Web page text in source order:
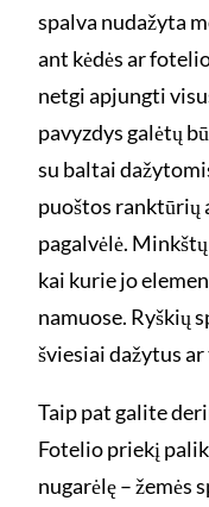
spalva nudažyta
ant kėdės ar
netgi apjungti
pavyzdys galėtų
su baltai
puoštos ranktūrių
pagalvėlė.
kai kurie jo
namuose. Ryškių
šviesiai dažytus
Taip pat galite
Fotelio priekį
nugarėlę – žemės